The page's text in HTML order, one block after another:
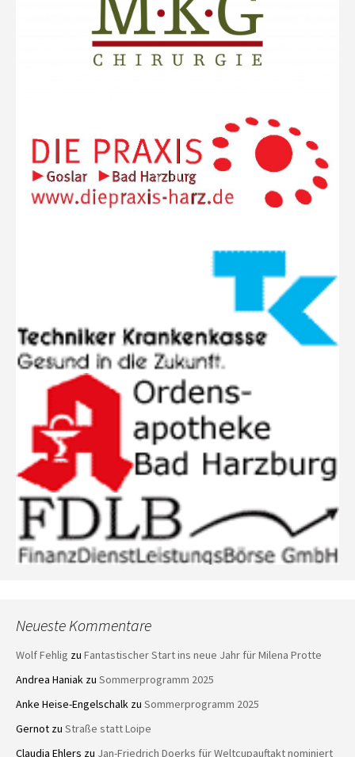
Neueste Kommentare
Wolf Fehlig zu Fantastischer Start ins neue Jahr für Milena Protte
Andrea Haniak zu Sommerprogramm 2025
Anke Heise-Engelschalk zu Sommerprogramm 2025
Gernot zu Straße statt Loipe
Claudia Ehlers zu Jan-Friedrich Doerks für Weltcupauftakt nominiert